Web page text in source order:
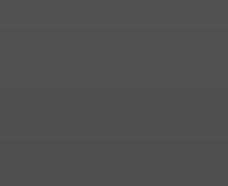
генерала